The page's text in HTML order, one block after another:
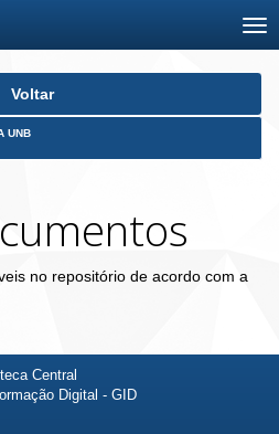
Voltar
UNB
no repositório de acordo com a
Central
Digital - GID